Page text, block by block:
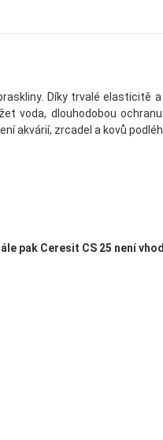
Díky trvalé
voda, dlouhodobou
akvárií, zrcadel a kovů
pak Ceresit CS 25 není